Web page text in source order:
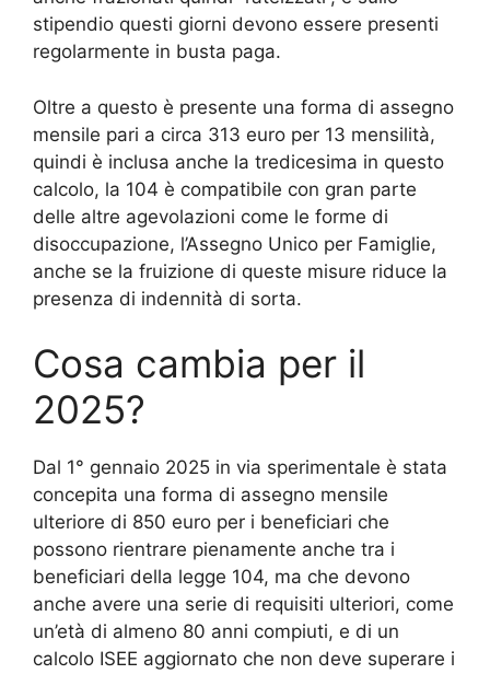
stipendio questi giorni devono essere presenti
regolarmente in busta paga.
Oltre a questo è presente una forma di assegno
mensile pari a circa 313 euro per 13 mensilità,
quindi è inclusa anche la tredicesima in questo
calcolo, la 104 è compatibile con gran parte
delle altre agevolazioni come le forme di
disoccupazione, l’Assegno Unico per Famiglie,
anche se la fruizione di queste misure riduce la
presenza di indennità di sorta.
Cosa cambia per il
2025?
Dal 1° gennaio 2025 in via sperimentale è stata
concepita una forma di assegno mensile
ulteriore di 850 euro per i beneficiari che
possono rientrare pienamente anche tra i
beneficiari della legge 104, ma che devono
anche avere una serie di requisiti ulteriori, come
un’età di almeno 80 anni compiuti, e di un
calcolo ISEE aggiornato che non deve superare i